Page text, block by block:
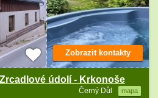
údolí - Krkonoše
Černý Důl mapa
Zobrazit kontakty